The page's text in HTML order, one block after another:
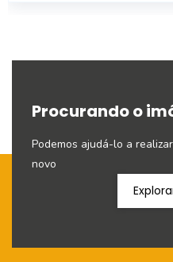
Procurando o
Podemos ajudá-lo a
novo